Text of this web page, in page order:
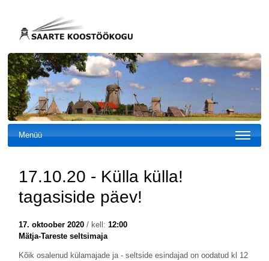
Menüü
17.10.20 - Külla külla!
tagasiside päev!
17. oktoober 2020/ kell: 12:00
Mätja-Tareste seltsimaja
Kõik osalenud külamajade ja - seltside esindajad on oodatud kl 12